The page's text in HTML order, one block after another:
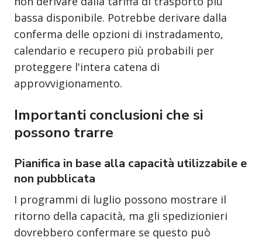
bassa disponibile. Potrebbe derivare dalla
conferma delle opzioni di instradamento,
calendario e recupero più probabili per
proteggere l'intera catena di
approvvigionamento.
Importanti conclusioni che si
possono trarre
Pianifica in base alla capacità utilizzabile e
non pubblicata
I programmi di luglio possono mostrare il
ritorno della capacità, ma gli spedizionieri
dovrebbero confermare se questo può